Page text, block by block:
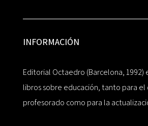
INFORMACIÓN
Editorial Octaedro (Barcelona, 1992)
libros sobre educación, tanto para
profesorado como para la